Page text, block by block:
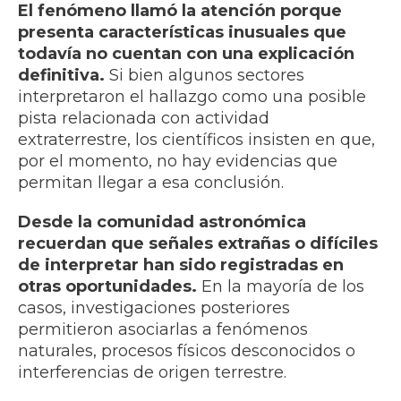
El fenómeno llamó la atención porque
presenta características inusuales que
todavía no cuentan con una explicación
definitiva. Si bien algunos sectores
interpretaron el hallazgo como una posible
pista relacionada con actividad
extraterrestre, los científicos insisten en que,
por el momento, no hay evidencias que
permitan llegar a esa conclusión.
Desde la comunidad astronómica
recuerdan que señales extrañas o difíciles
de interpretar han sido registradas en
otras oportunidades. En la mayoría de los
casos, investigaciones posteriores
permitieron asociarlas a fenómenos
naturales, procesos físicos desconocidos o
interferencias de origen terrestre.